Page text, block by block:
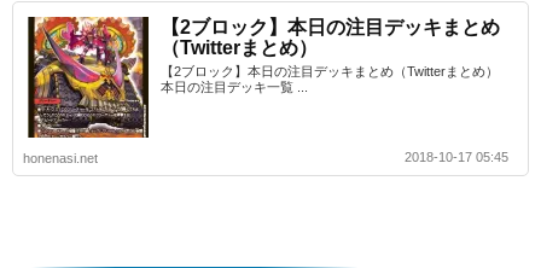
【2ブロック】本日の注目デッキまとめ
（Twitterまとめ）
【2ブロック】本日の注目デッキまとめ（Twitterまとめ）
本日の注目デッキ一覧 ...
honenasi.net 2018-10-17 05:45